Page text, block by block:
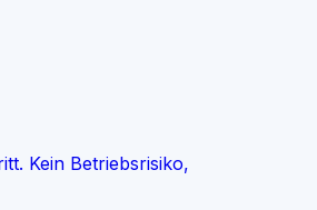
Kein Betriebsrisiko,